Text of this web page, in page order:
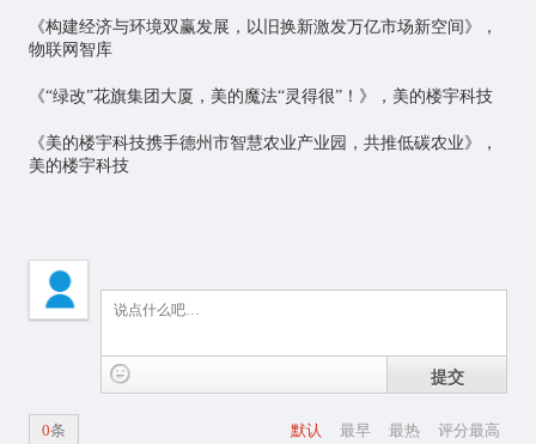
《构建经济与环境双赢发展，以旧换新激发万亿市场新空间》，
物联网智库
《“绿改”花旗集团大厦，美的魔法“灵得很”！》，美的楼宇科技
《美的楼宇科技携手德州市智慧农业产业园，共推低碳农业》，
美的楼宇科技
提交
默认 最早 最热 评分最高
0条